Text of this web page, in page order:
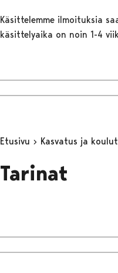
Käsittelemme ilmoituksia
käsittelyaika on noin 1-4
Etusivu Kasvatus ja
Tarinat